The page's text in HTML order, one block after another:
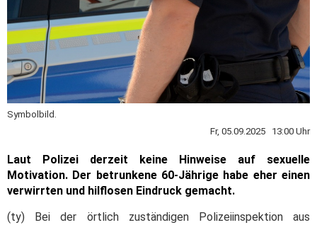
Symbolbild.
Fr, 05.09.2025 13:00 Uhr
Laut Polizei derzeit keine Hinweise auf sexuelle
Motivation. Der betrunkene 60-Jährige habe eher einen
verwirrten und hilflosen Eindruck gemacht.
(ty) Bei der örtlich zuständigen Polizeiinspektion aus